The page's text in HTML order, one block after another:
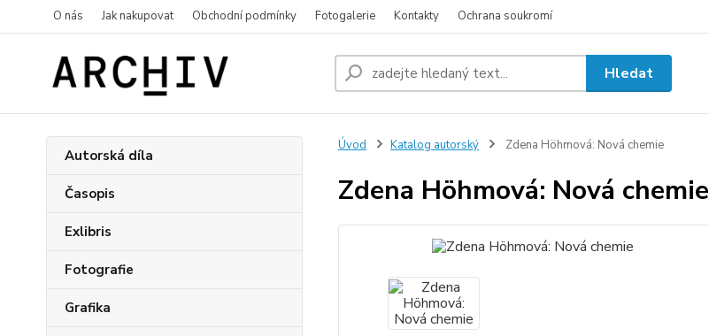
O nás Jak nakupovat Obchodní podmínky Fotogalerie Kontakty Ochrana soukromí
Hledat
Autorská díla
Časopis
Exlibris
Fotografie
Grafika
Úvod Katalog autorský Zdena Höhmová: Nová chemie
Zdena Höhmová: Nová chemie